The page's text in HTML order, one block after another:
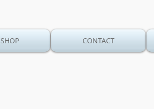
SHOP CONTACT